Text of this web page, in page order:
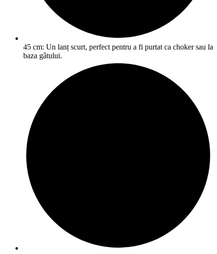
45 cm: Un lanț scurt, perfect pentru a fi purtat ca choker sau la
baza gâtului.